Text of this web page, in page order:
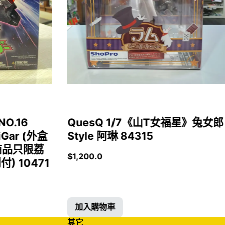
(外盒
只限荔
) 10471
QuesQ 1/7《山T女福星》兔女郎
Style 阿琳 84315
$1,200.0
加入購物車
其它